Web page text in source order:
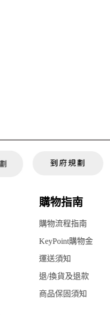
購物指南
購物流程指南
KeyPoint購物金
運送須知
退/換貨及退款
商品保固須知